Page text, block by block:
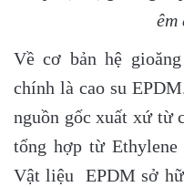
êm
Về cơ bản hệ
chính là cao su
nguồn gốc xuất xứ từ
tổng hợp từ
Vật liệu EPDM sở